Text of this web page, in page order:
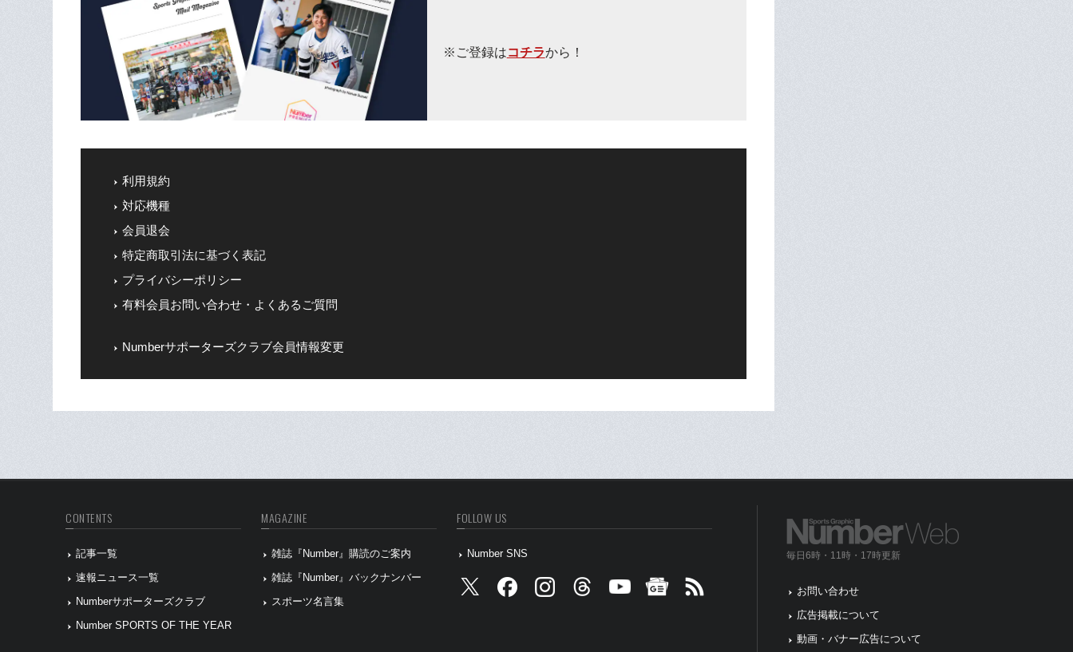
※ご登録はコチラから！
利用規約
対応機種
会員退会
特定商取引法に基づく表記
プライバシーポリシー
有料会員お問い合わせ・よくあるご質問
Numberサポーターズクラブ会員情報変更
CONTENTS
記事一覧
速報ニュース一覧
Numberサポーターズクラブ
Number SPORTS OF THE YEAR
MAGAZINE
雑誌『Number』購読のご案内
雑誌『Number』バックナンバー
スポーツ名言集
FOLLOW US
Number SNS 毎日6時・11時・17時更新
お問い合わせ
広告掲載について
動画・バナー広告について